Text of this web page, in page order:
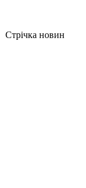
Стрічка новин